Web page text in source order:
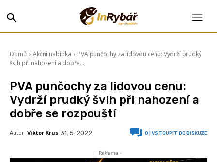
Domů Akční nabídka
PVA punčochy za lidovou cenu: Vydrží prudký
švih při nahození a dobře...
PVA punčochy za lidovou cenu:
Vydrží prudký švih při nahození a
dobře se rozpouští
Autor: Viktor Krus 31. 5. 2022 0 | VSTOUPIT DO DISKUZE
- Reklama -